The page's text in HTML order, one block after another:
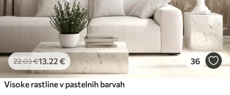
22.03€13 .22 € 36
Visoke rastline v pastelnih barvah